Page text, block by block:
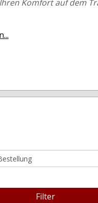
Komfort auf dem
Filter